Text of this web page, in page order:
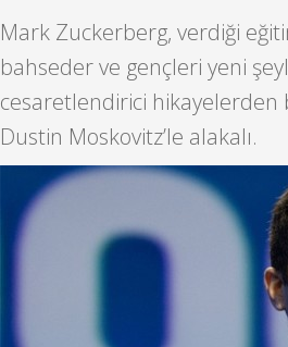
Mark Zuckerberg, verdiği
bahseder ve gençleri yeni
cesaretlendirici hikayelerden
Dustin Moskovitz’le alakalı.